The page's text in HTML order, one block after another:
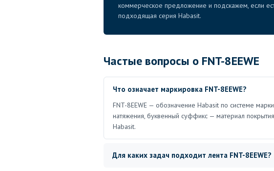
коммерческое предложение и подскажем, если
подходящая серия Habasit.
Частые вопросы о FNT-8EEWE
Что означает маркировка FNT-8EEWE?
FNT-8EEWE — обозначение Habasit по системе
натяжения, буквенный суффикс — материал
Habasit.
Для каких задач подходит лента FNT-8EEWE?